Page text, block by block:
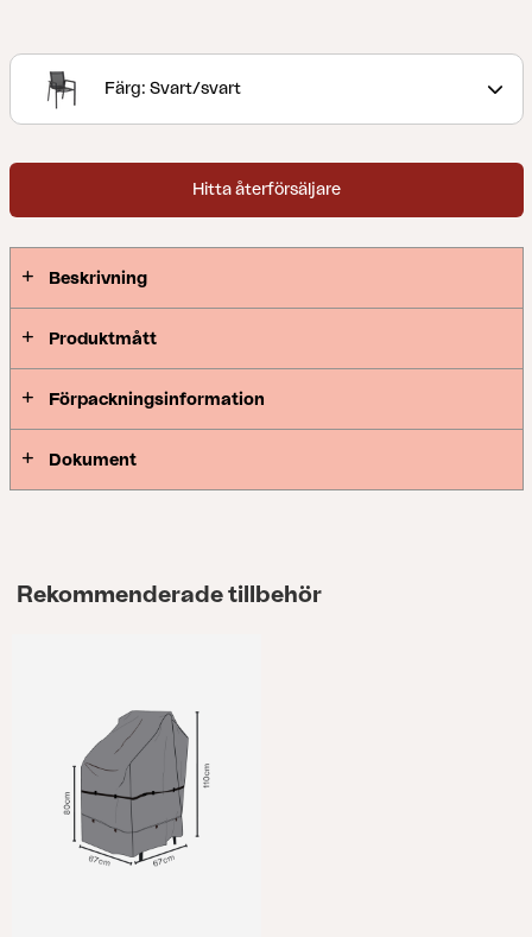
dynor.
självklara linjer som accentueras av kurvade
skandinavisk form när den är som bäst.
Färg: Svart/svart
Hitta återförsäljare
Beskrivning
Produktmått
Förpackningsinformation
Dokument
Rekommenderade tillbehör